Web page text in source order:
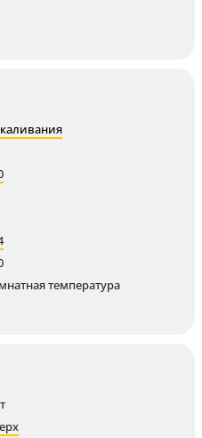
температура